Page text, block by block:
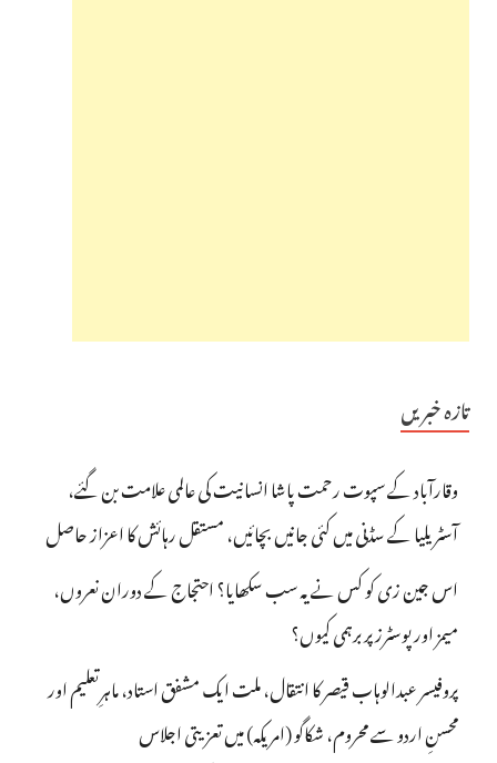
تازہ خبریں
وقارآباد کے سپوت رحمت پاشا انسانیت کی عالمی علامت بن گئے،
آسٹریلیا کے سڈنی میں کئی جانیں بچائیں، مستقل رہائش کا اعزاز حاصل
اس جین زی کو کس نے یہ سب سکھایا؟ احتجاج کے دوران نعروں،
میمز اور پوسٹرز پر برہمی کیوں؟
پروفیسر عبدالوہاب قیصر کا انتقال، ملت ایک مشفق استاد، ماہرِتعلیم اور
محسنِ اردو سے محروم، شکاگو (امریکہ) میں تعزیتی اجلاس